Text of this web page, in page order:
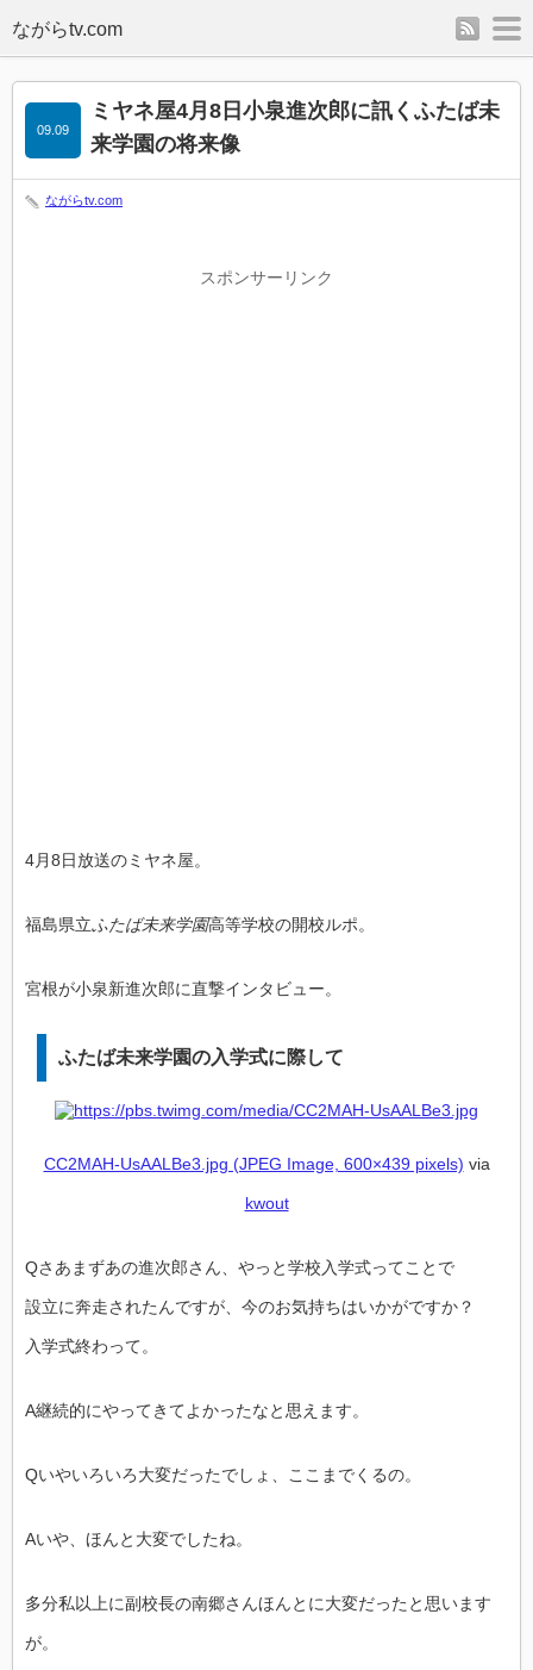
rss
ミヤネ屋4月8日小泉進次郎に訊くふたば未
来学園の将来像
09.09
ながらtv.com
スポンサーリンク
4月8日放送のミヤネ屋。
福島県立ふたば未来学園高等学校の開校ルポ。
宮根が小泉新進次郎に直撃インタビュー。
ふたば未来学園の入学式に際して
CC2MAH-UsAALBe3.jpg (JPEG Image, 600×439 pixels) via
kwout
Qさあまずあの進次郎さん、やっと学校入学式ってことで
設立に奔走されたんですが、今のお気持ちはいかがですか？
入学式終わって。
A継続的にやってきてよかったなと思えます。
Qいやいろいろ大変だったでしょ、ここまでくるの。
Aいや、ほんと大変でしたね。
多分私以上に副校長の南郷さんほんとに大変だったと思います
が。